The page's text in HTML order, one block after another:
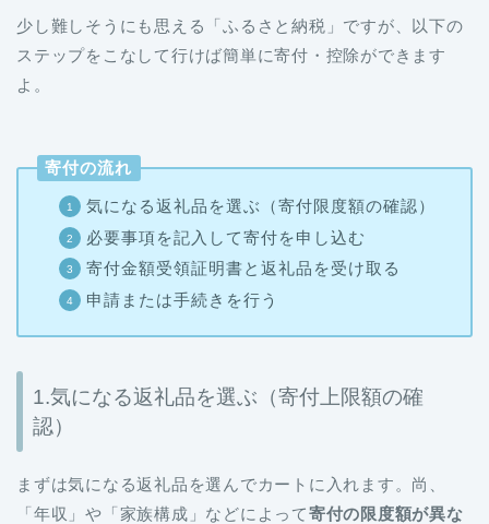
よ。
必要事項を記入して寄付を申し込む
寄付金額受領証明書と返礼品を受け取る
申請または手続きを行う
1.気になる返礼品を選ぶ（寄付上限額の確
まずは気になる返礼品を選んでカートに入れます。尚、
「年収」や「家族構成」などによって
る ので、予め寄付限度額を確認しておきましょう。